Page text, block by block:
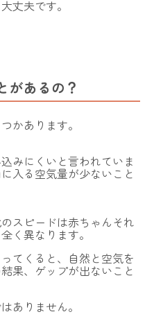
丈夫です。
があるの？
かあります。
みにくいと言われていま
入る空気量が少ないこと
スピードは赤ちゃんそれ
く異なります。
てくると、自然と空気を
果、ゲップが出ないこと
ありません。